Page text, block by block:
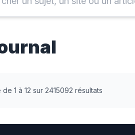
1 à 12 sur 2415092 résultats
Léna Situations au micro de